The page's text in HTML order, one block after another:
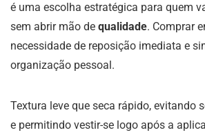
é uma escolha estratégica para quem
sem abrir mão de qualidade. Comprar
necessidade de reposição imediata e
organização pessoal.
Textura leve que seca rápido, evitando
e permitindo vestir-se logo após a